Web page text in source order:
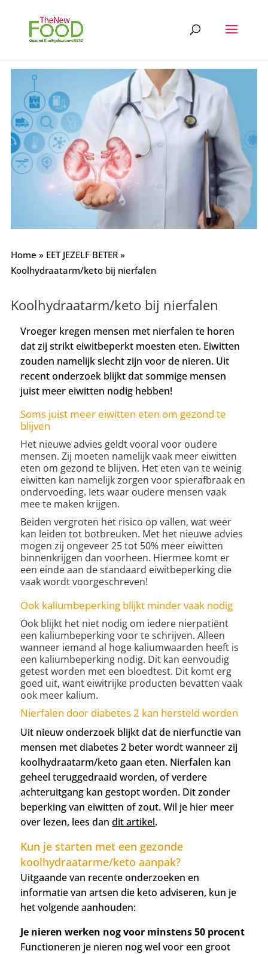
Home » EET JEZELF BETER»
Koolhydraatarm/keto bij nierfalen
Koolhydraatarm/keto bij nierfalen
Vroeger kregen mensen met nierfalen te horen
dat zij strikt eiwitbeperkt moesten eten. Eiwitten
zouden namelijk slecht zijn voor de nieren. Uit
recent onderzoek blijkt dat sommige mensen
juist meer eiwitten nodig hebben!
Soms juist meer eiwitten eten om gezond te
blijven
Het nieuwe advies geldt vooral voor oudere
mensen. Zij moeten namelijk vaak meer eiwitten
eten om gezond te blijven. Het eten van te weinig
eiwitten kan namelijk zorgen voor spierafbraak en
ondervoeding. Iets waar oudere mensen vaak
mee te maken krijgen.
Beiden vergroten het risico op vallen, wat weer
kan leiden tot botbreuken. Met het nieuwe advies
mogen zij ongeveer 25 tot 50% meer eiwitten
binnenkrijgen dan voorheen. Hiermee komt er
een einde aan de standaard eiwitbeperking die
vaak wordt voorgeschreven!
Ook kaliumbeperking blijkt minder vaak nodig
Ook blijkt het niet nodig om iedere nierpatiënt
een kaliumbeperking voor te schrijven. Alleen
wanneer iemand al hoge kaliumwaarden heeft is
een kaliumbeperking nodig. Dit kan eenvoudig
getest worden met een bloedtest. Dit komt erg
goed uit, want eiwitrijke producten bevatten vaak
ook meer kalium.
Nierfalen door diabetes 2 kan hersteld worden
Uit nieuw onderzoek blijkt dat de nierfunctie van
mensen met diabetes 2 beter wordt wanneer zij
koolhydraatarm/keto gaan eten. Nierfalen kan
geheel teruggedraaid worden, of verdere
achteruitgang kan gestopt worden. Dit zonder
beperking van eiwitten of zout. Wil je hier meer
over lezen, lees dandit artikel.
Kun je starten met een gezonde
koolhydraatarme/keto aanpak?
Uitgaande van recente onderzoeken en
informatie van artsen die keto adviseren, kun je
het volgende aanhouden:
Je nieren werken nog voor minstens 50 procent
Functioneren je nieren nog wel voor een groot